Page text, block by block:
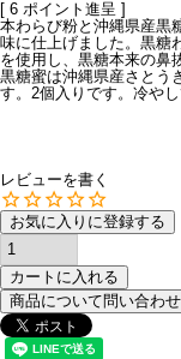
[ 6 ポイント進呈 ]
本わらび粉と沖縄県産黒
味に仕上げました。黒糖
を使用し、黒糖本来の鼻
黒糖蜜は沖縄県産さとう
す。2個入りです。冷や
レビューを書く
お気に入りに登録する
カートに入れる
商品について問い合わ